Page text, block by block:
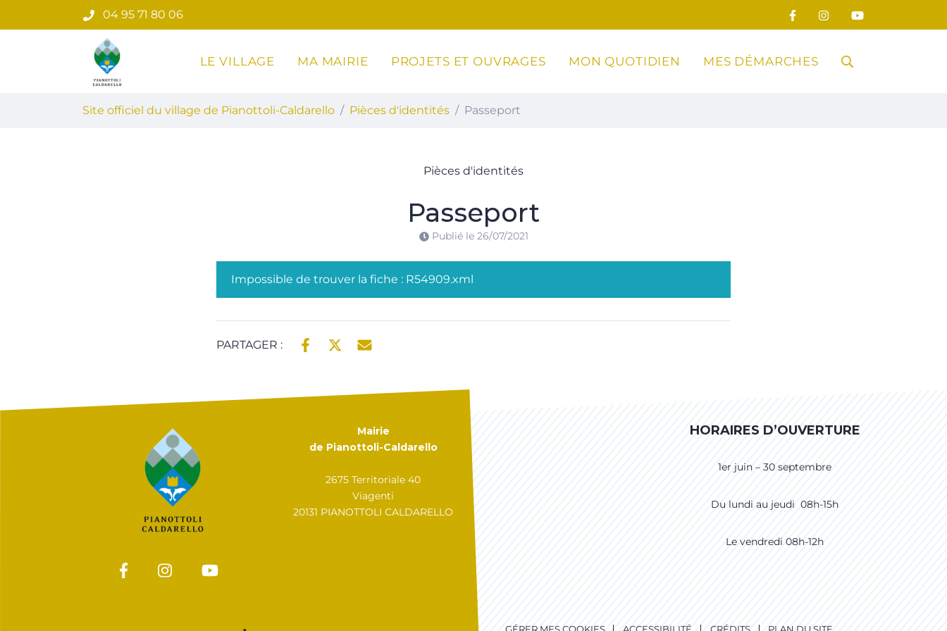
au
04 95 71 80 06
Site officiel du village de Pianottoli-Caldarello
LE VILLAGE MA MAIRIE PROJETS ET OUVRAGES MON QUOTIDIEN MES DÉMARCHES RECHERCHE
Site officiel du village de Pianottoli-Caldarello Pièces d'identités Passeport
Pièces d'identités
Passeport
Publié le 26/07/2021
Impossible de trouver la fiche : R54909.xml
PARTAGER :
Mairie
de Pianottoli-Caldarello
2675 Territoriale 40
Viagenti
20131 PIANOTTOLI CALDARELLO
HORAIRES D’OUVERTURE
1er juin – 30 septembre
Du lundi au jeudi 08h-15h
Le vendredi 08h-12h